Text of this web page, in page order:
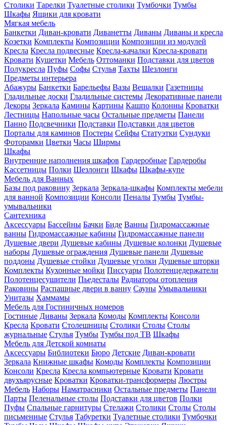
Столики Тарелки Туалетные столики Тумбочки Тумбы
Шкафы Ящики для кровати
Мягкая мебель
Банкетки Диван-кровати Диванетты Диваны Диваны и кресла
Козетки Комплекты Композиции Композиции из модулей
Кресла Кресла подвесные Кресла-качалки Кресла-кровати
Кровати Кушетки Мебель Оттоманки Подставки для цветов
Полукресла Пуфы Софы Стулья Тахты Шезлонги
Предметы интерьера
Абажуры Банкетки Барельефы Вазы Вешалки Газетницы
Гладильные доски Гладильные системы Декоративные панели
Декоры Зеркала Камины Картины Кашпо Колонны Кроватки
Лестницы Напольные часы Остальные предметы Панели
Панно Подсвечники Подставки Подставки для цветов
Порталы для каминов Постеры Сейфы Статуэтки Сундуки
Фоторамки Цветки Часы Ширмы
Шкафы
Внутренние наполнения шкафов Гардеробные Гардеробы
Кассетницы Полки Шезлонги Шкафы Шкафы-купе
Мебель для Ванных
Базы под раковину Зеркала Зеркала-шкафы Комплекты мебели
для ванной Композиции Консоли Пеналы Тумбы Тумбы-
умывальники
Сантехника
Аксессуары Бассейны Бачки Биде Ванны Гидромассажные
ванны Гидромассажные кабины Гидромассажные панели
Душевые двери Душевые кабины Душевые колонки Душевые
наборы Душевые ограждения Душевые панели Душевые
поддоны Душевые стойки Душевые уголки Душевые шторки
Комплекты Кухонные мойки Писсуары Полотенцедержатели
Полотенцесушители Пьедесталы Радиаторы отопления
Раковины Распашные двери в ванну Сауны Умывальники
Унитазы Хаммамы
Мебель для Гостиничных номеров
Гостиные Диваны Зеркала Комоды Комплекты Консоли
Кресла Кровати Столешницы Столики Столы Столы
журнальные Стулья Тумбы Тумбы под ТВ Шкафы
Мебель для Детской комнаты
Аксессуары Библиотеки Бюро Детские Диван-кровати
Зеркала Книжные шкафы Комоды Комплекты Композиции
Консоли Кресла Кресла компьютерные Кровати Кровати
двухъярусные Кроватки Кроватки-трансформеры Люстры
Мебель Наборы Наматрасники Остальные предметы Панели
Парты Пеленальные столы Подставки для цветов Полки
Пуфы Спальные гарнитуры Стелажи Столики Столы Столы
письменные Стулья Табуретки Туалетные столики Тумбочки